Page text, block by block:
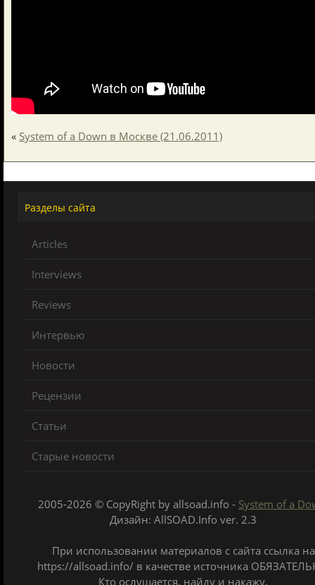
« System of a Down в Москве (21.06.2011)
Разделы сайта
Articles
Interviews
Reviews
Интервью
Новости
Рецензии
Статьи
Старые новости
2005-2026 © CopyRight by allsoad.info - System of a
Дизайн: AllSOAD.Info ver. 2.3
При использовании материалов с сайта ссылка на
https://allsoad.info/ в качестве источника
Кто ослушается, найду и накажу.